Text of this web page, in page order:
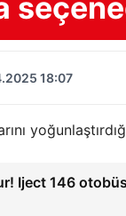
18:07
Iject 146 otobüs